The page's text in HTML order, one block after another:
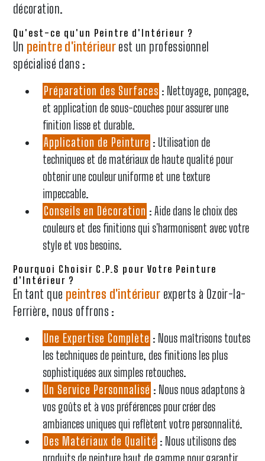
décoration.
Qu'est-ce qu'un Peintre d'Intérieur ?
Un peintre d'intérieurest un professionnel
spécialisé dans :
Préparation des Surfaces : Nettoyage, ponçage,
et application de sous-couches pour assurer une
finition lisse et durable.
Application de Peinture : Utilisation de
techniques et de matériaux de haute qualité pour
obtenir une couleur uniforme et une texture
impeccable.
Conseils en Décoration : Aide dans le choix des
couleurs et des finitions qui s'harmonisent avec votre
style et vos besoins.
Pourquoi Choisir C.P.S pour Votre Peinture
d'Intérieur ?
En tant que peintres d'intérieur experts à Ozoir-la-
Ferrière, nous offrons :
Une Expertise Complète : Nous maîtrisons toutes
les techniques de peinture, des finitions les plus
sophistiquées aux simples retouches.
Un Service Personnalisé : Nous nous adaptons à
vos goûts et à vos préférences pour créer des
ambiances uniques qui reflètent votre personnalité.
Des Matériaux de Qualité : Nous utilisons des